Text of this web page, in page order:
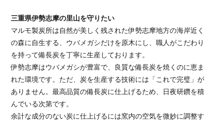
三重県伊勢志摩の里山を守りたい
マルモ製炭所は自然が美しく残された伊勢志摩地方の海岸近く
の森に自生する、ウバメガシだけを原木にし、職人がこだわり
を持って備長炭を丁寧に生産しております。
伊勢志摩はウバメガシが豊富で、良質な備長炭を焼くのに恵ま
れた環境です。ただ、炭を生産する技術には「これで完璧」が
ありません。最高品質の備長炭に仕上げるため、日夜研鑽を積
んでいる次第です。
余計な成分のない炭に仕上げるには窯内の空気を微妙に調整す